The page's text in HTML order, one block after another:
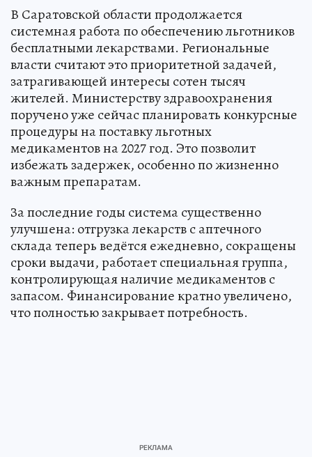
В Саратовской области продолжается
системная работа по обеспечению льготников
бесплатными лекарствами. Региональные
власти считают это приоритетной задачей,
затрагивающей интересы сотен тысяч
жителей. Министерству здравоохранения
поручено уже сейчас планировать конкурсные
процедуры на поставку льготных
медикаментов на 2027 год. Это позволит
избежать задержек, особенно по жизненно
важным препаратам.
За последние годы система существенно
улучшена: отгрузка лекарств с аптечного
склада теперь ведётся ежедневно, сокращены
сроки выдачи, работает специальная группа,
контролирующая наличие медикаментов с
запасом. Финансирование кратно увеличено,
что полностью закрывает потребность.